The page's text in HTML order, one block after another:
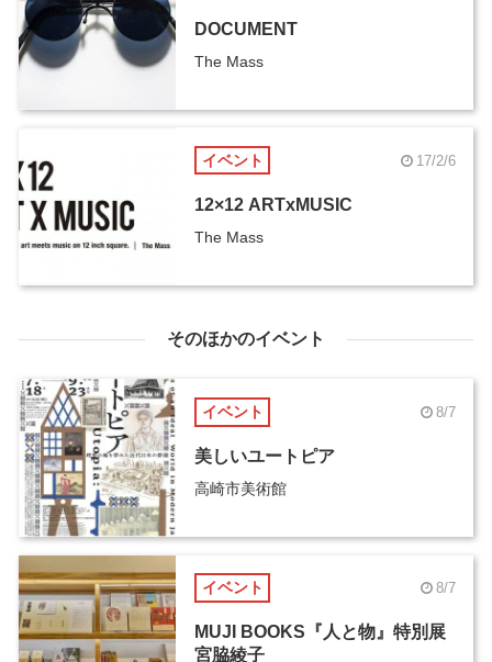
DOCUMENT
The Mass
イベント 17/2/6
12×12 ARTxMUSIC
The Mass
そのほかのイベント
イベント 8/7
美しいユートピア
高崎市美術館
イベント 8/7
MUJI BOOKS『人と物』特別展
宮脇綾子